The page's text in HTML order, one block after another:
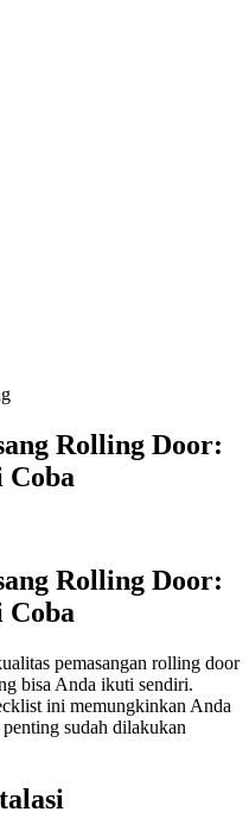
Rolling Door:
Rolling Door:
pemasangan rolling door
bisa Anda ikuti sendiri.
ini memungkinkan Anda
sudah dilakukan